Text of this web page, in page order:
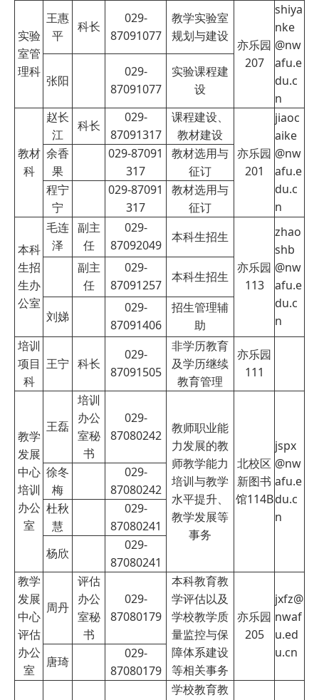
实验
室管
理科
王惠
平
科长
029-
87091077
教学实验室
规划与建设
亦乐园
207
shiya
nke
@nw
afu.e
du.c
n
张阳
029-
87091077
实验课程建
设
教材
科
赵长
江
科长
029-
87091317
课程建设、
教材建设
亦乐园
201
jiaoc
aike
@nw
afu.e
du.c
n
余香
果
029-87091
317
教材选用与
征订
程宁
宁
029-87091
317
教材选用与
征订
本科
生招
生办
公室
毛连
泽
副主
任
029-
87092049
本科生招生
亦乐园
113
zhao
shb
@nw
afu.e
du.c
n
副主
任
029-
87091257
本科生招生
刘娣
029-
87091406
招生管理辅
助
培训
项目
科
王宁 科长
029-
87091505
非学历教育
及学历继续
教育管理
亦乐园
111
教学
发展
中心
培训
办公
室
王磊
培训
办公
室秘
书
029-
87080242
教师职业能
力发展的教
师教学能力
培训与教学
水平提升、
教学发展等
事务
北校区
新图书
馆114B
jspx
@nw
afu.e
du.c
n
徐冬
梅
029-
87080242
杜秋
慧
029-
87080241
杨欣
029-
87080241
教学
发展
中心
评估
办公
室
周丹
评估
办公
室秘
书
029-
87080179
本科教育教
学评估以及
学校教学质
量监控与保
障体系建设
等相关事务
亦乐园
205
jxfz@
nwaf
u.ed
u.cn
唐琦
029-
87080179
学校教育教